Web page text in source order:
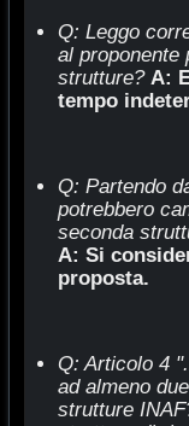
Q: Leggo
al proponente
strutture? A:
tempo
Q: Partendo
potrebbero
seconda
A: Si
proposta.
Q: Articolo 4
ad almeno
strutture